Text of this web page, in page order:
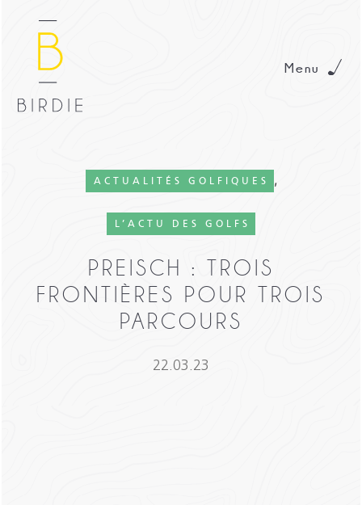
ACTUALITÉS GOLFIQUES ,
L’ACTU DES GOLFS
PREISCH : TROIS
FRONTIÈRES POUR TROIS
PARCOURS
22.03.23
Menu